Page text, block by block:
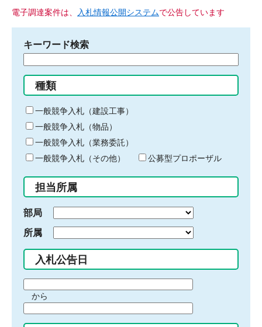
電子調達案件は、 入札情報公開システムで公告しています
キーワード検索
る
キ
ー
ワ
ー
ド
入
力
種類
一般競争入札（建設工事）
一般競争入札（物品）
一般競争入札（業務委託）
一般競争入札（その他）
公募型プロポーザル
担当所属
部局
所属
入札公告日
間
始
から
間